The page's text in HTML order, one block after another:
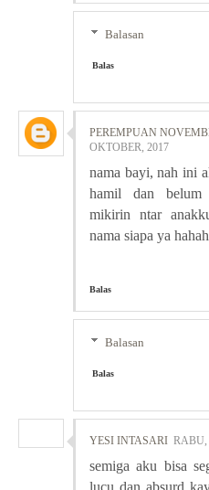
Balasan
Balas
PEREMPUAN
OKTOBER, 2017
nama bayi, nah ini
hamil dan
mikirin ntar
nama siapa ya
Balas
Balasan
Balas
YESI INTASARI RABU,
semiga aku bisa
lucu dan absurd